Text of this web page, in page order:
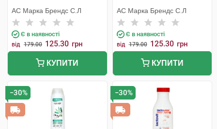
АС Марка Брендс С.Л
Є в наявності
від 179.00 125.30 грн
КУПИТИ
АС Марка Брендс С.Л
Є в наявності
від 179.00 125.30 грн
КУПИТИ
−30% −30%